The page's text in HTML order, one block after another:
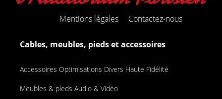
Mentions légales Contactez-nous
Cables, meubles, pieds et accessoires
Accessoires Optimisations Divers Haute Fidélité
Meubles & pieds Audio & Vidéo